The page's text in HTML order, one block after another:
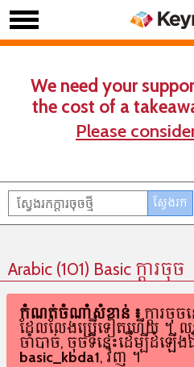
We need your
the cost of a
Please
Arabic (101) Basic ក្តារចុច
កំណត់ចំណាំសំខាន់៖ក្តារចុច
ដែលលែងប្រើទៀតហើយ។ លុះ
ចាំបាច់, ចុចទីនេះដើម្បីដំឡើង
basic_kbda1, វិញ។